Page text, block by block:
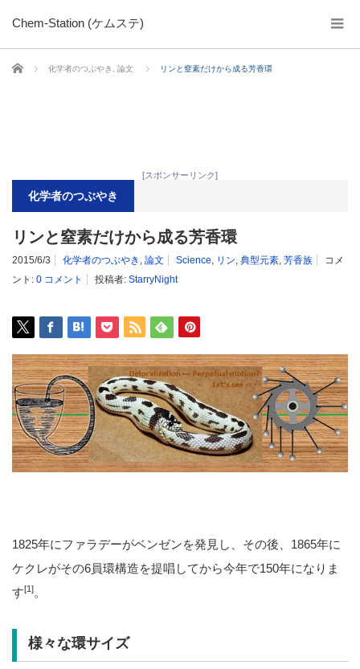
Chem-Station (ケムステ)
ホーム 化学者のつぶやき 論文 リンと窒素だけから成る芳香環
[スポンサーリンク]
化学者のつぶやき
リンと窒素だけから成る芳香環
2015/6/3 化学者のつぶやき , 論文 Science, リン, 典型元素, 芳香族
コメ
ント: 0 コメント 投稿者: StarryNight
1825年にファラデーがベンゼンを発見し、その後、1865年に
ケクレがその6員環構造を提唱してから今年で150年になりま
す[1] 。
様々な環サイズ